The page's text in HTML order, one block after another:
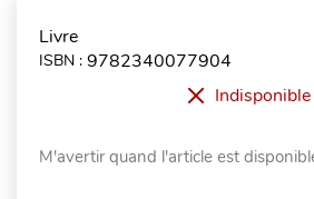
Livre
ISBN : 9782340077904
Indisponible
M'avertir quand l'article est